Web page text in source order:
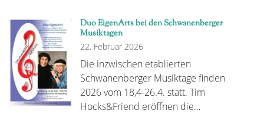
Duo EigenArts bei den Schwanenberger
Musiktagen
22. Februar 2026
Die inzwischen etablierten
Schwanenberger Musiktage finden
2026 vom 18,4-26.4. statt. Tim
Hocks&Friend eröffnen die…